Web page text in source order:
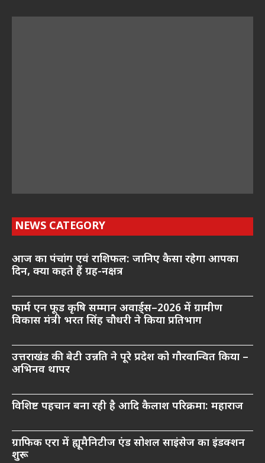
NEWS CATEGORY
आज का पंचांग एवं राशिफल: जानिए कैसा रहेगा आपका
दिन, क्या कहते हैं ग्रह-नक्षत्र
फार्म एन फूड कृषि सम्मान अवार्ड्स–2026 में ग्रामीण
विकास मंत्री भरत सिंह चौधरी ने किया प्रतिभाग
उत्तराखंड की बेटी उन्नति ने पूरे प्रदेश को गौरवान्वित किया –
अभिनव थापर
विशिष्ट पहचान बना रही है आदि कैलाश परिक्रमा: महाराज
ग्राफिक एरा में ह्यूमैनिटीज एंड सोशल साइंसेज का इंडक्शन
शुरू